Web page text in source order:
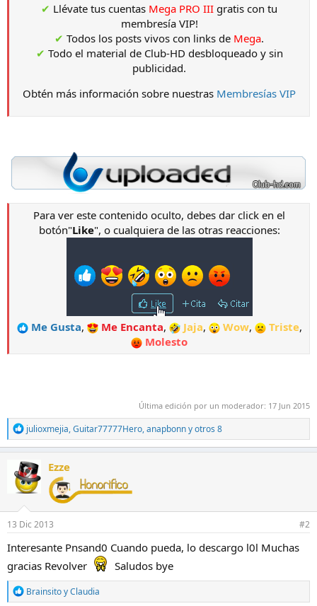
✔ Llévate tus cuentas Mega PRO III gratis con tu
membresía VIP!
✔ Todos los posts vivos con links de Mega.
✔ Todo el material de Club-HD desbloqueado y sin
publicidad.
Obtén más información sobre nuestras Membresías VIP
Para ver este contenido oculto, debes dar click en el
botón"Like", o cualquiera de las otras reacciones:
Me Gusta, Me Encanta, Jaja, Wow, Triste,
Molesto
Última edición por un moderador: 17 Jun 2015
R
e
a
c
c
i
o
n
e
s
julioxmejia,Guitar77777Hero,anapbonny otros 8
Ezze
13 Dic 2013 #2
Interesante Pnsand0 Cuando pueda, lo descargo l0l Muchas
gracias Revolver
Saludos bye
R
e
BrainsitoyClaudia